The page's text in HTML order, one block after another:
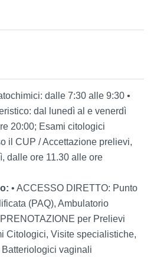
dalle 7:30 alle 9:30 •
dal lunedì al e venerdì
20:00; Esami citologici
il CUP / Accettazione prelievi,
dalle ore 11.30 alle ore
• ACCESSO DIRETTO: Punto
(PAQ), Ambulatorio
per Prelievi
Citologici, Visite specialistiche,
vaginali